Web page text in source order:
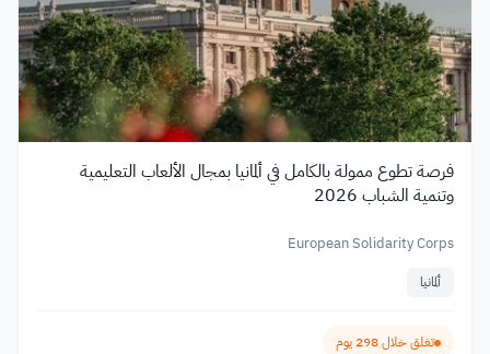
فرصة تطوع ممولة بالكامل في ألمانيا بمجال الألعاب التعليمية
وتنمية الشباب 2026
European Solidarity Corps
ألمانيا
تغلق خلال 298 يوم